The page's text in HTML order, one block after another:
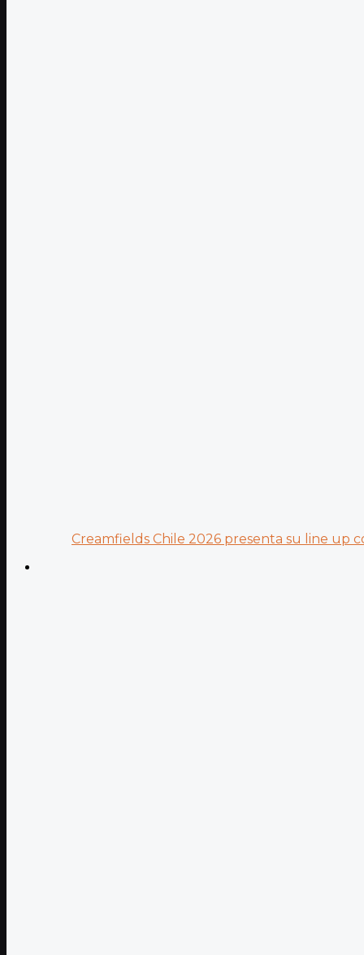
Creamfields Chile 2026 presenta su line up